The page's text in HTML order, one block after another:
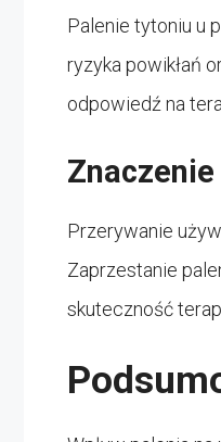
Palenie tytoniu u
ryzyka powikłań
odpowiedź na
Przerywanie
Zaprzestanie
skuteczność